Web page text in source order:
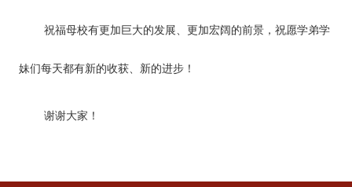
祝福母校有更加巨大的发展、更加宏阔的前景，祝愿学弟学
妹们每天都有新的收获、新的进步！
谢谢大家！